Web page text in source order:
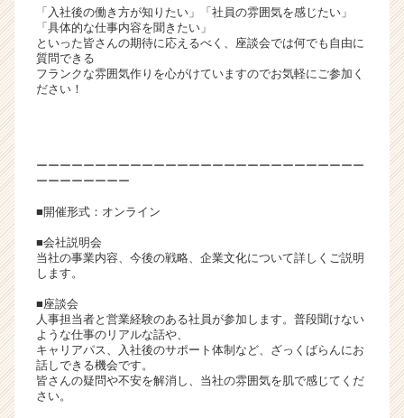
ト
チ
ア
ャ
r
a
e
r）
「入社後の働き方が知りたい」「社員の雰囲気を感じたい」
「具体的な仕事内容を聞きたい」
といった皆さんの期待に応えるべく、座談会では何でも自由に
質問できる
フランクな雰囲気作りを心がけていますのでお気軽にご参加く
ださい！
ーーーーーーーーーーーーーーーーーーーーーーーーーーーー
ーーーーーーーー
■開催形式：オンライン
■会社説明会
当社の事業内容、今後の戦略、企業文化について詳しくご説明
します。
■座談会
人事担当者と営業経験のある社員が参加します。普段聞けない
ような仕事のリアルな話や、
キャリアパス、入社後のサポート体制など、ざっくばらんにお
話しできる機会です。
皆さんの疑問や不安を解消し、当社の雰囲気を肌で感じてくだ
さい。